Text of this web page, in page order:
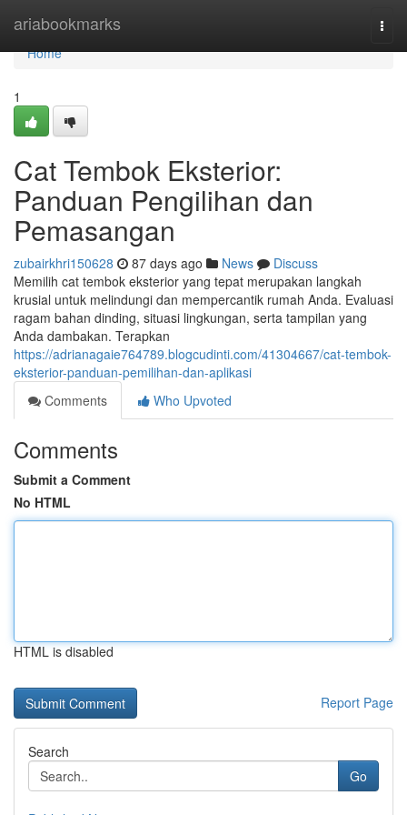
ariabookmarks
Home
Home
1
Cat Tembok Eksterior:
Panduan Pengilihan dan
Pemasangan
zubairkhri150628 87 days ago News
Discuss
Memilih cat tembok eksterior yang tepat merupakan langkah
krusial untuk melindungi dan mempercantik rumah Anda. Evaluasi
ragam bahan dinding, situasi lingkungan, serta tampilan yang
Anda dambakan. Terapkan
https://adrianagaie764789.blogcudinti.com/41304667/cat-tembok-
eksterior-panduan-pemilihan-dan-aplikasi
Comments
Who Upvoted
Comments
Submit a Comment
No HTML
HTML is disabled
Report Page
Search
Go